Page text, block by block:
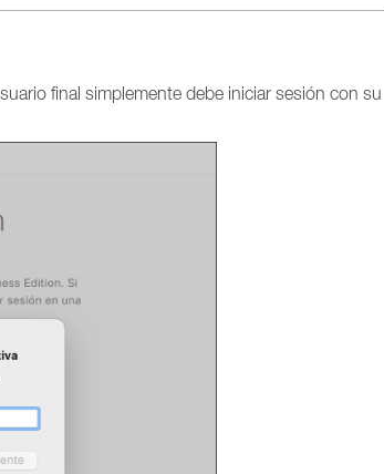
final simplemente debe iniciar sesión con su